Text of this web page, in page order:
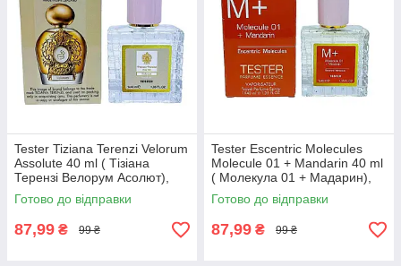
Tester Tiziana Terenzi Velorum
Assolute 40 ml ( Тізіана
Терензі Велорум Асолют),
унісекс
Готово до відправки
87,99 ₴ 99 ₴
Tester Escentric Molecules
Molecule 01 + Mandarin 40 ml
( Молекула 01 + Мадарин),
унісекс
Готово до відправки
87,99 ₴ 99 ₴